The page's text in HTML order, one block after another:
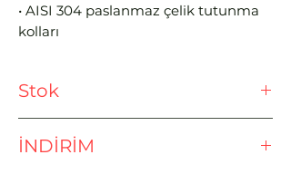
• AISI 304 paslanmaz çelik tutunma
kolları
• Sağa kıvrımlı
Stok
lütfen stok sorunuz.
İNDİRİM